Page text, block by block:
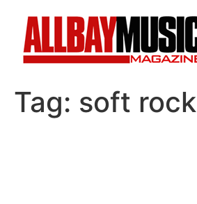
Tag: soft rock